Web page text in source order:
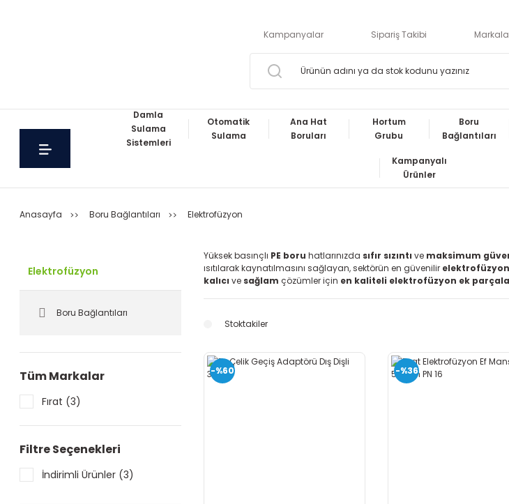
Kampanyalar Sipariş Takibi
Damla
Sulama
Sistemleri
Otomatik
Sulama
Ana Hat
Boruları
Hortum
Grubu
Boru
Bağlantıları
Kampanyalı
Ürünler
Anasayfa Boru Bağlantıları Elektrofüzyon
Elektrofüzyon
Boru Bağlantıları
Tüm Markalar
Fırat (3)
Filtre Seçenekleri
İndirimli Ürünler (3)
Yüksek basınçlı PE boru hatlarınızda sıfır sızıntı ve maksimum
ısıtılarak kaynatılmasını sağlayan, sektörün en güvenilir
kalıcı ve sağlam çözümler için en kaliteli elektrofüzyon ek
Stoktakiler
-%60 -%36